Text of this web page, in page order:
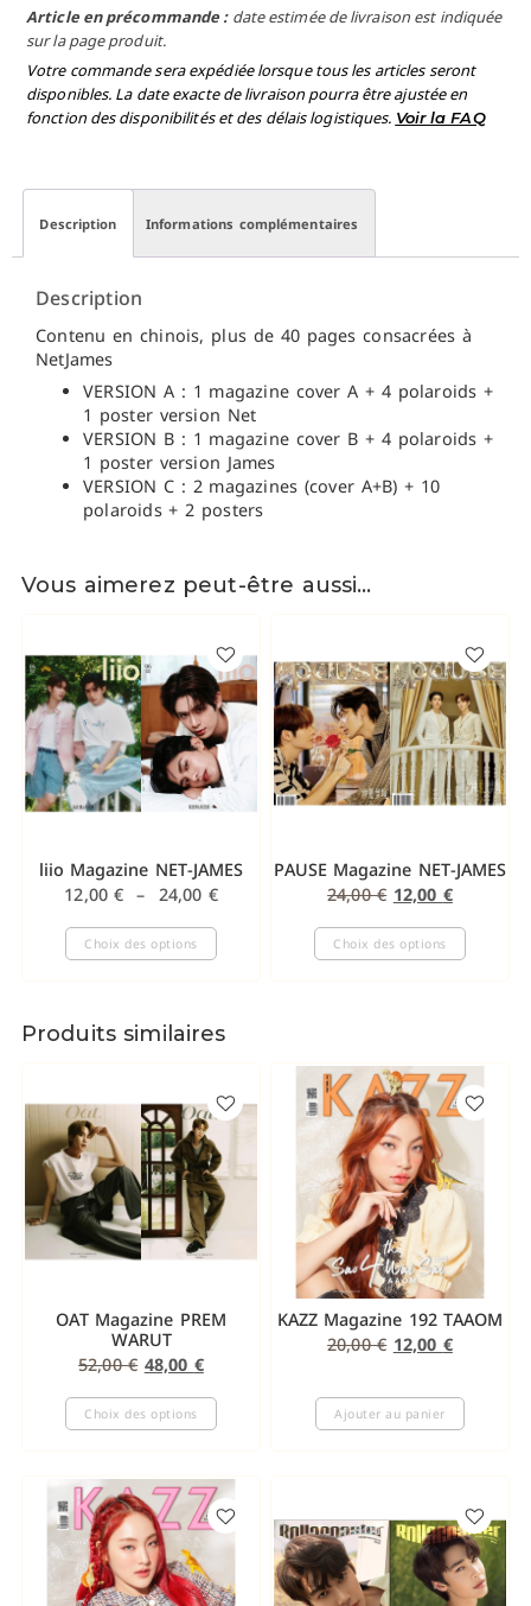
Article en précommande : date estimée de livraison est indiquée
sur la page produit.
Votre commande sera expédiée lorsque tous les articles seront
disponibles. La date exacte de livraison pourra être ajustée en
fonction des disponibilités et des délais logistiques. Voir la FAQ
Description Informations complémentaires
Description
Contenu en chinois, plus de 40 pages consacrées à
NetJames
VERSION A : 1 magazine cover A + 4 polaroids +
1 poster version Net
VERSION B : 1 magazine cover B + 4 polaroids +
1 poster version James
VERSION C : 2 magazines (cover A+B) + 10
polaroids + 2 posters
Vous aimerez peut-être aussi…
liio Magazine NET-JAMES
12,00€ – 24,00 €
Choix des options
PAUSE Magazine NET-JAMES
24,00€ 12,00 €
Choix des options
Produits similaires
OAT Magazine PREM
WARUT
52,00€ 48,00 €
Choix des options
KAZZ Magazine 192 TAAOM
20,00€ 12,00 €
Ajouter au panier